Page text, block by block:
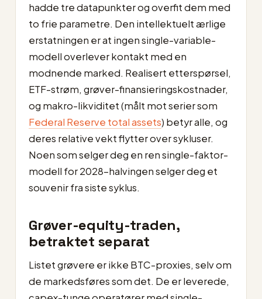
hadde tre datapunkter og overfit dem med
to frie parametre. Den intellektuelt ærlige
erstatningen er at ingen single-variable-
modell overlever kontakt med en
modnende marked. Realisert etterspørsel,
ETF-strøm, grøver-finansieringskostnader,
og makro-likviditet (målt mot serier som
Federal Reserve total assets) betyr alle, og
deres relative vekt flytter over sykluser.
Noen som selger deg en ren single-faktor-
modell for 2028-halvingen selger deg et
souvenir fra siste syklus.
Grøver-equity-traden,
betraktet separat
Listet grøvere er ikke BTC-proxies, selv om
de markedsføres som det. De er leverede,